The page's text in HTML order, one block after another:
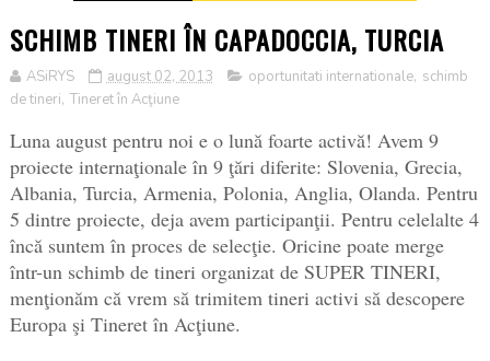
SCHIMB TINERI ÎN CAPADOCCIA, TURCIA
ASiRYS august 02, 2013 oportunitati internationale, schimb
de tineri, Tineret în Acţiune
Luna august pentru noi e o lună foarte activă! Avem 9
proiecte internaţionale în 9 ţări diferite: Slovenia, Grecia,
Albania, Turcia, Armenia, Polonia, Anglia, Olanda. Pentru
5 dintre proiecte, deja avem participanţii. Pentru celelalte 4
încă suntem în proces de selecţie. Oricine poate merge
într-un schimb de tineri organizat de SUPER TINERI,
menţionăm că vrem să trimitem tineri activi să descopere
Europa şi Tineret în Acţiune.